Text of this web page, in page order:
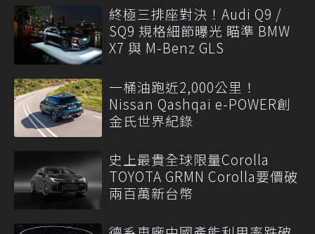
終極三排座對決！Audi Q9 /
SQ9 規格細節曝光 瞄準 BMW
X7 與 M-Benz GLS
一桶油跑近2,000公里！
Nissan Qashqai e-POWER創
金氏世界紀錄
史上最貴全球限量Corolla
TOYOTA GRMN Corolla要價破
兩百萬新台幣